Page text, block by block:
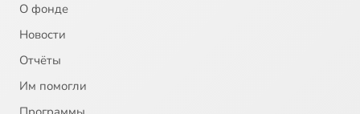
О фонде
Новости
Отчёты
Им помогли